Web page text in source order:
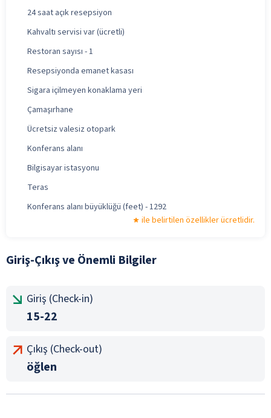
24 saat açık resepsiyon
Kahvaltı servisi var (ücretli)
Restoran sayısı - 1
Resepsiyonda emanet kasası
Sigara içilmeyen konaklama yeri
Çamaşırhane
Ücretsiz valesiz otopark
Konferans alanı
Bilgisayar istasyonu
Teras
Konferans alanı büyüklüğü (feet) - 1292
ile belirtilen özellikler ücretlidir.
Giriş-Çıkış ve Önemli Bilgiler
Giriş (Check-in)
15-22
Çıkış (Check-out)
öğlen